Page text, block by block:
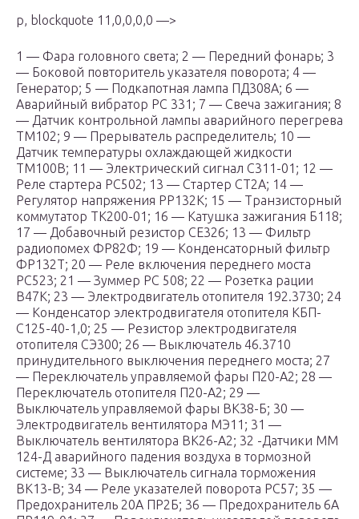
p, blockquote 11,0,0,0,0 —>
1 — Фара головного света; 2 — Передний фонарь; 3
— Боковой повторитель указателя поворота; 4 —
Генератор; 5 — Подкапотная лампа ПД308А; 6 —
Аварийный вибратор РС 331; 7 — Свеча зажигания; 8
— Датчик контрольной лампы аварийного перегрева
ТМ102; 9 — Прерыватель распределитель; 10 —
Датчик температуры охлаждающей жидкости
ТМ100В; 11 — Электрический сигнал С311-01; 12 —
Реле стартера РС502; 13 — Стартер СТ2А; 14 —
Регулятор напряжения РР132К; 15 — Транзисторный
коммутатор ТК200-01; 16 — Катушка зажигания Б118;
17 — Добавочный резистор СЕ326; 13 — Фильтр
радиопомех ФР82Ф; 19 — Конденсаторный фильтр
ФР132Т; 20 — Реле включения переднего моста
РС523; 21 — Зуммер РС 508; 22 — Розетка рации
В47К; 23 — Электродвигатель отопителя 192.3730; 24
— Конденсатор электродвигателя отопителя КБП-
С125-40-1,0; 25 — Резистор электродвигателя
отопителя СЭ300; 26 — Выключатель 46.3710
принудительного выключения переднего моста; 27
— Переключатель управляемой фары П20-А2; 28 —
Переключатель отопителя П20-А2; 29 —
Выключатель управляемой фары ВК38-Б; 30 —
Электродвигатель вентилятора МЭ11; 31 —
Выключатель вентилятора ВК26-А2; 32 -Датчики ММ
124-Д аварийного падения воздуха в тормозной
системе; 33 — Выключатель сигнала торможения
ВК13-В; 34 — Реле указателей поворота РС57; 35 —
Предохранитель 20А ПР2Б; 36 — Предохранитель 6А